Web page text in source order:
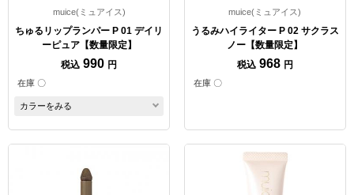
muice(ミュアイス)
ちゅるリップランパー P 01 デイリ
ーピュア【数量限定】
税込 990 円
在庫 〇
カラーをみる
muice(ミュアイス)
うるみハイライター P 02 サクラス
ノー【数量限定】
税込 968 円
在庫 〇